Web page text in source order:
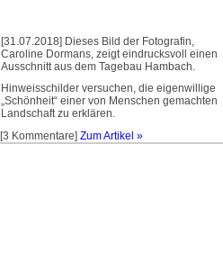
[31.07.2018] Dieses Bild der Fotografin,
Caroline Dormans, zeigt eindrucksvoll einen
Ausschnitt aus dem Tagebau Hambach.
Hinweisschilder versuchen, die eigen­willige
„Schönheit“ einer von Menschen gemachten
Landschaft zu erklären.
[3 Kommentare] Zum Artikel »